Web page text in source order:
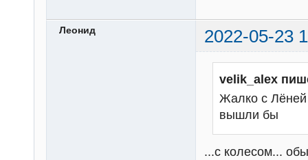
Леонид 2022-05-23
velik_alex
Жалко с Лёней
вышли бы
...с колесом...